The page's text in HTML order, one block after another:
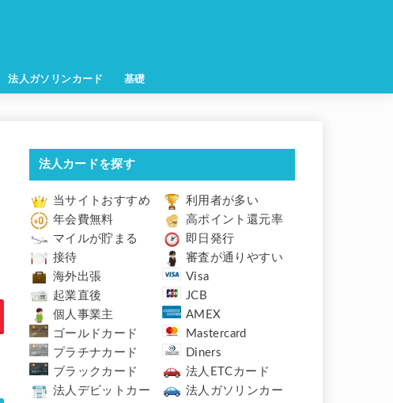
法人ガソリンカード 基礎
法人カードを探す
当サイトおすすめ
利用者が多い
年会費無料
高ポイント還元率
マイルが貯まる
即日発行
接待
審査が通りやすい
海外出張
Visa
起業直後
JCB
個人事業主
AMEX
ゴールドカード
Mastercard
プラチナカード
Diners
ブラックカード
法人ETCカード
法人デビットカー
法人ガソリンカー